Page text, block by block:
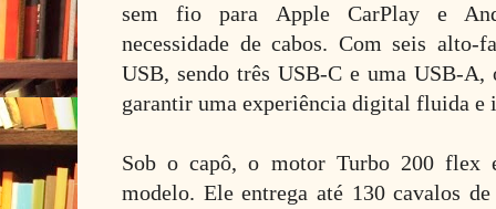
sem fio para Apple CarPlay e
necessidade de cabos. Com seis alto-
USB, sendo três USB-C e uma USB-
garantir uma experiência digital fluida e
Sob o capô, o motor Turbo 200 flex
modelo. Ele entrega até 130 cavalos